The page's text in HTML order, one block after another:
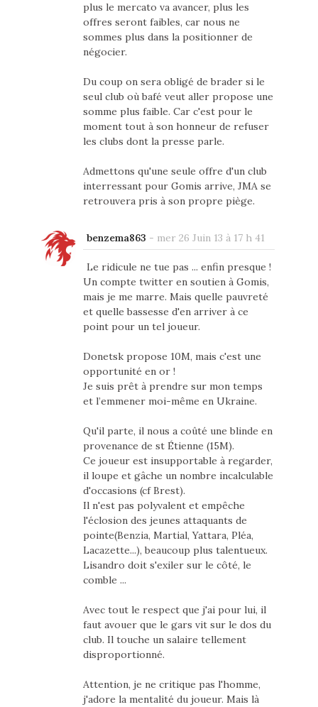
plus le mercato va avancer, plus les
offres seront faibles, car nous ne
sommes plus dans la positionner de
négocier.
Du coup on sera obligé de brader si le
seul club où bafé veut aller propose une
somme plus faible. Car c'est pour le
moment tout à son honneur de refuser
les clubs dont la presse parle.
Admettons qu'une seule offre d'un club
interressant pour Gomis arrive, JMA se
retrouvera pris à son propre piège.
benzema863 - mer 26 Juin 13 à 17 h 41
Le ridicule ne tue pas ... enfin presque !
Un compte twitter en soutien à Gomis,
mais je me marre. Mais quelle pauvreté
et quelle bassesse d'en arriver à ce
point pour un tel joueur.
Donetsk propose 10M, mais c'est une
opportunité en or !
Je suis prêt à prendre sur mon temps
et l’emmener moi-même en Ukraine.
Qu'il parte, il nous a coûté une blinde en
provenance de st Étienne (15M).
Ce joueur est insupportable à regarder,
il loupe et gâche un nombre incalculable
d'occasions (cf Brest).
Il n'est pas polyvalent et empêche
l'éclosion des jeunes attaquants de
pointe(Benzia, Martial, Yattara, Pléa,
Lacazette...), beaucoup plus talentueux.
Lisandro doit s'exiler sur le côté, le
comble ...
Avec tout le respect que j'ai pour lui, il
faut avouer que le gars vit sur le dos du
club. Il touche un salaire tellement
disproportionné.
Attention, je ne critique pas l'homme,
j'adore la mentalité du joueur. Mais là